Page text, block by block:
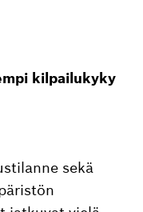
kilpailukyky
sekä